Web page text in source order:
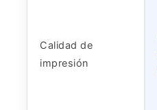
Calidad de
impresión